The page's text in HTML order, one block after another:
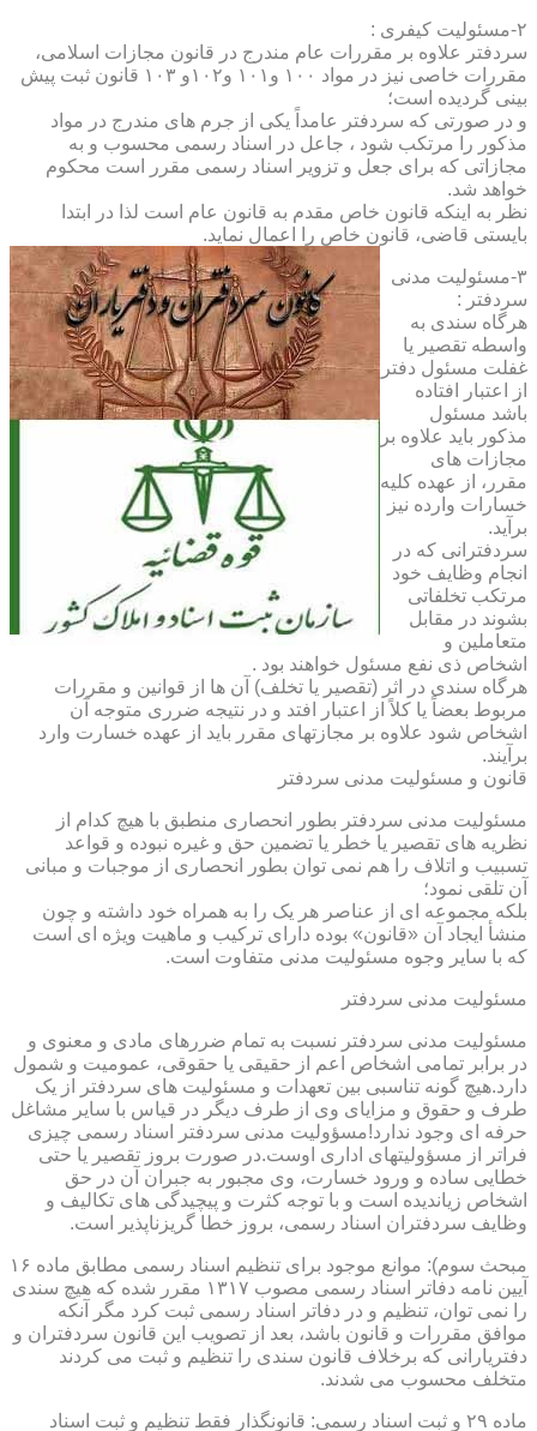
۲-مسئولیت کیفری :
سردفتر علاوه بر مقررات عام مندرج در قانون مجازات اسلامی،
مقررات خاصی نیز در مواد ۱۰۰ و۱۰۱ و۱۰۲و ۱۰۳ قانون ثبت پیش
بینی گردیده است؛
و در صورتی که سردفتر عامداً یکی از جرم های مندرج در مواد
مذکور را مرتکب شود ، جاعل در اسناد رسمی محسوب و به
مجازاتی که برای جعل و تزویر اسناد رسمی مقرر است محکوم
خواهد شد.
نظر به اینکه قانون خاص مقدم به قانون عام است لذا در ابتدا
بایستی قاضی، قانون خاص را اعمال نماید.
۳-مسئولیت مدنی
سردفتر :
هرگاه سندی به
واسطه تقصیر یا
غفلت مسئول دفتر
از اعتبار افتاده
باشد مسئول
مذکور باید علاوه بر
مجازات های
مقرر، از عهده کلیه
خسارات وارده نیز
برآید.
سردفترانی که در
انجام وظایف خود
مرتکب تخلفاتی
بشوند در مقابل
متعاملین و
اشخاص ذی نفع مسئول خواهند بود .
هرگاه سندی در اثر (تقصیر یا تخلف) آن ها از قوانین و مقررات
مربوط بعضاً یا کلاً از اعتبار افتد و در نتیجه ضرری متوجه آن
اشخاص شود علاوه بر مجازتهای مقرر باید از عهده خسارت وارد
برآیند.
قانون و مسئولیت مدنی سردفتر
مسئولیت مدنی سردفتر بطور انحصاری منطبق با هیچ کدام از
نظریه های تقصیر یا خطر یا تضمین حق و غیره نبوده و قواعد
تسبیب و اتلاف را هم نمی توان بطور انحصاری از موجبات و مبانی
آن تلقی نمود؛
بلکه مجموعه ای از عناصر هر یک را به همراه خود داشته و چون
منشأ ایجاد آن «قانون» بوده دارای ترکیب و ماهیت ویژه ای است
که با سایر وجوه مسئولیت مدنی متفاوت است.
مسئولیت مدنی سردفتر
مسئولیت مدنی سردفتر نسبت به تمام ضررهای مادی و معنوی و
در برابر تمامی اشخاص اعم از حقیقی یا حقوقی، عمومیت و شمول
دارد.هیچ گونه تناسبی بین تعهدات و مسئولیت های سردفتر از یک
طرف و حقوق و مزایای وی از طرف دیگر در قیاس با سایر مشاغل
حرفه ای وجود ندارد!مسؤولیت مدنی سردفتر اسناد رسمی چیزی
فراتر از مسؤولیتهای اداری اوست.در صورت بروز تقصیر یا حتی
خطایی ساده و ورود خسارت، وی مجبور به جبران آن در حق
اشخاص زیاندیده است و با توجه کثرت و پیچیدگی های تکالیف و
وظایف سردفتران اسناد رسمی، بروز خطا گریزناپذیر است.
مبحث سوم): موانع موجود برای تنظیم اسناد رسمی مطابق ماده ۱۶
آیین نامه دفاتر اسناد رسمی مصوب ۱۳۱۷ مقرر شده که هیچ سندی
را نمی توان، تنظیم و در دفاتر اسناد رسمی ثبت کرد مگر آنکه
موافق مقررات و قانون باشد، بعد از تصویب این قانون سردفتران و
دفتریارانی که برخلاف قانون سندی را تنظیم و ثبت می کردند
متخلف محسوب می شدند.
ماده ۲۹ و ثبت اسناد رسمی: قانونگذار فقط تنظیم و ثبت اسناد